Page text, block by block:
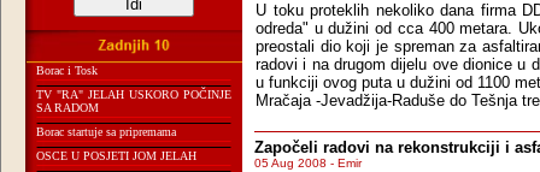
Borac i Tosk
TV "RA" JELAH USKORO POČINJE
SA RADOM
Borac startuje sa pripremama
OSCE U POSJETI JOM JELAH
U toku proteklih nekoliko dana firma
odreda" u dužini od cca 400 metara.
preostali dio koji je spreman za
radovi i na drugom dijelu ove dionice u
u funkciji ovog puta u dužini od 1100
Mračaja -Jevadžija-Raduše do Tešnja
Započeli radovi na rekonstrukciji i
05 Aug 2008 - Emir